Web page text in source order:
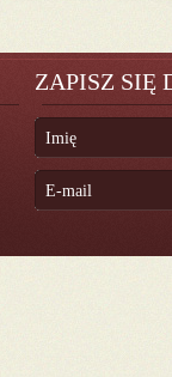
ZAPISZ SIĘ